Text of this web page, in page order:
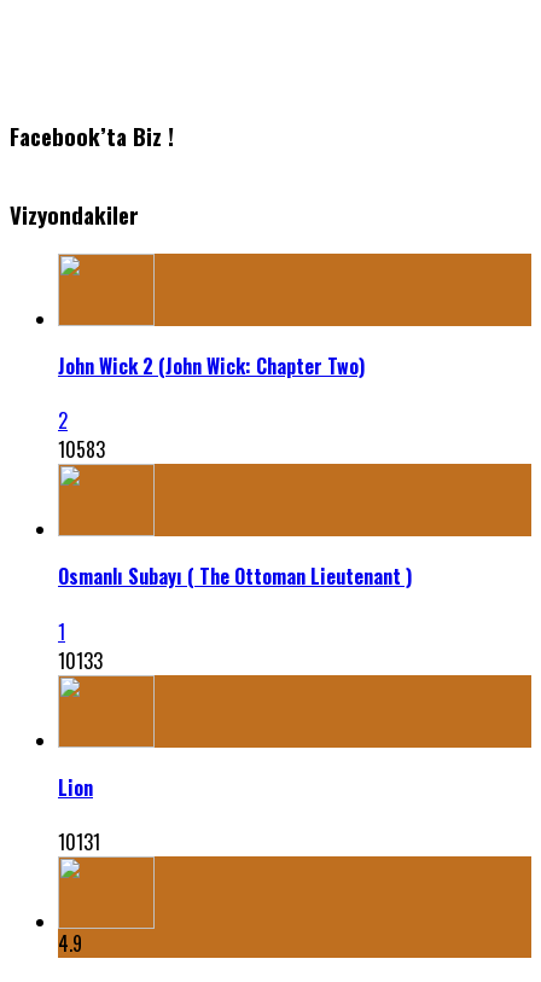
Facebook’ta Biz !
Vizyondakiler
John Wick 2 (John Wick: Chapter Two)
2
10583
Osmanlı Subayı ( The Ottoman Lieutenant )
1
10133
Lion
10131
4.9